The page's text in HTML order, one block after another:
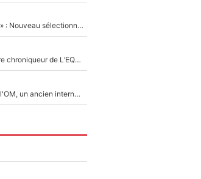
«Plus grand, je ferai chauffeur-livreur» : Nouveau sélectionneur des Bleus, Zinédine Zidane s’était imaginé un avenir très différent lorsqu'il était enfant
Johan Micoud en conflit avec un autre chroniqueur de L’EQUIPE du Soir : «Pendant un moment, je ne les ai pas remis ensemble dans l'émission»
Proche de rejoindre Bruno Genesio à l'OM, un ancien international français va finalement débarquer... sur RMC !